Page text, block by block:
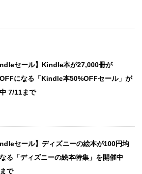
セール】Kindle本が27,000冊が
になる「Kindle本50%OFFセール」が
7/11まで
セール】ディズニーの絵本が100円均
る「ディズニーの絵本特集」を開催中
で